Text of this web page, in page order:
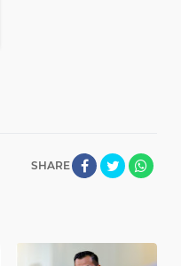
SHARE